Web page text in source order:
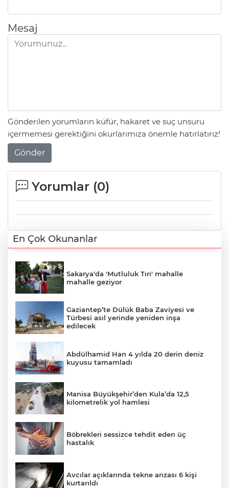
Mesaj
Gönderilen yorumların küfür, hakaret ve suç unsuru
içermemesi gerektiğini okurlarımıza önemle hatırlatırız!
Gönder
Yorumlar (0)
En Çok Okunanlar
Sakarya'da 'Mutluluk Tırı' mahalle
mahalle geziyor
Gaziantep’te Dülük Baba Zaviyesi ve
Türbesi asıl yerinde yeniden inşa
edilecek
Abdülhamid Han 4 yılda 20 derin deniz
kuyusu tamamladı
Manisa Büyükşehir’den Kula’da 12,5
kilometrelik yol hamlesi
Böbrekleri sessizce tehdit eden üç
hastalık
Avcılar açıklarında tekne arızası 6 kişi
kurtarıldı